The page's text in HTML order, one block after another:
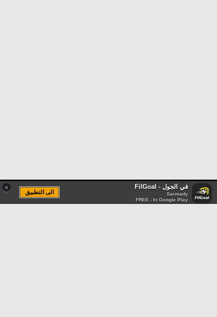
× في الجول - FilGoal
Sarmady
FREE - In Google Play
الى التطبيق